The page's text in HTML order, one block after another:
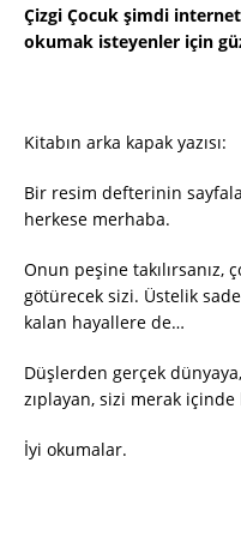
Çizgi Çocuk şimdi
okumak isteyenler için
Kitabın arka kapak yazısı:
Bir resim defterinin
herkese merhaba.
Onun peşine takılırsanız,
götürecek sizi. Üstelik
kalan hayallere de…
Düşlerden gerçek
zıplayan, sizi merak
İyi okumalar.